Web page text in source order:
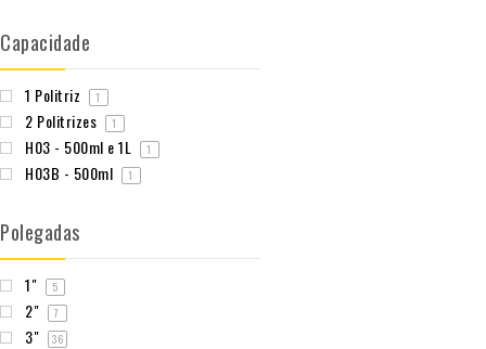
Capacidade
1 Politriz 1
2 Politrizes 1
H03 - 500ml e 1L 1
H03B - 500ml 1
Polegadas
1" 5
2" 7
3" 36